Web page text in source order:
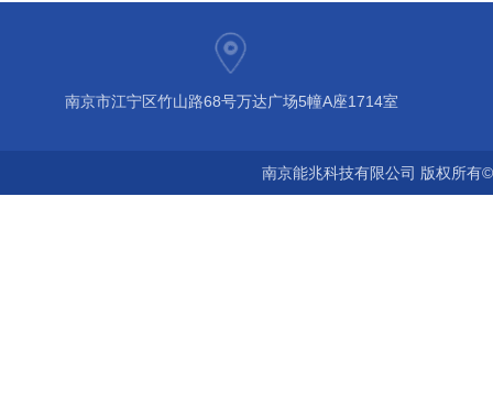
南京市江宁区竹山路68号万达广场5幢A座1714室
南京能兆科技有限公司 版权所有